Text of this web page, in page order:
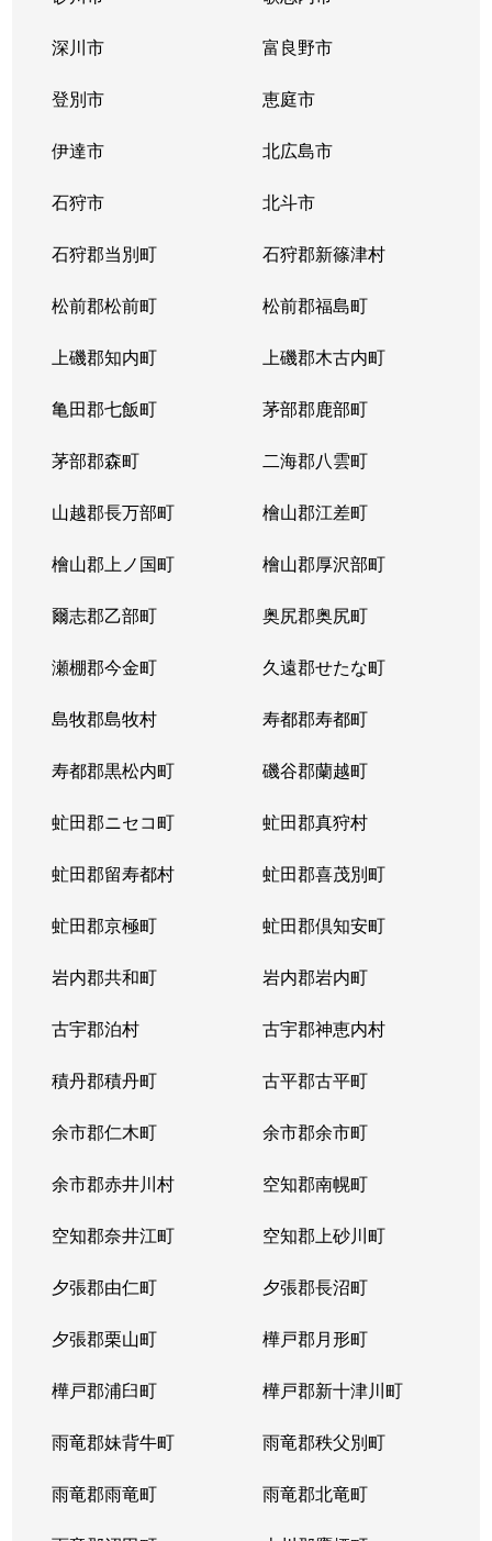
深川市 富良野市
登別市 恵庭市
伊達市 北広島市
石狩市 北斗市
石狩郡当別町 石狩郡新篠津村
松前郡松前町 松前郡福島町
上磯郡知内町 上磯郡木古内町
亀田郡七飯町 茅部郡鹿部町
茅部郡森町 二海郡八雲町
山越郡長万部町 檜山郡江差町
檜山郡上ノ国町 檜山郡厚沢部町
爾志郡乙部町 奥尻郡奥尻町
瀬棚郡今金町 久遠郡せたな町
島牧郡島牧村 寿都郡寿都町
寿都郡黒松内町 磯谷郡蘭越町
虻田郡ニセコ町 虻田郡真狩村
虻田郡留寿都村 虻田郡喜茂別町
虻田郡京極町 虻田郡倶知安町
岩内郡共和町 岩内郡岩内町
古宇郡泊村 古宇郡神恵内村
積丹郡積丹町 古平郡古平町
余市郡仁木町 余市郡余市町
余市郡赤井川村 空知郡南幌町
空知郡奈井江町 空知郡上砂川町
夕張郡由仁町 夕張郡長沼町
夕張郡栗山町 樺戸郡月形町
樺戸郡浦臼町 樺戸郡新十津川町
雨竜郡妹背牛町 雨竜郡秩父別町
雨竜郡雨竜町 雨竜郡北竜町